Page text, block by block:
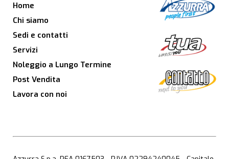
Home
Chi siamo
Sedi e contatti
Servizi
Noleggio a Lungo Termine
Post Vendita
Lavora con noi